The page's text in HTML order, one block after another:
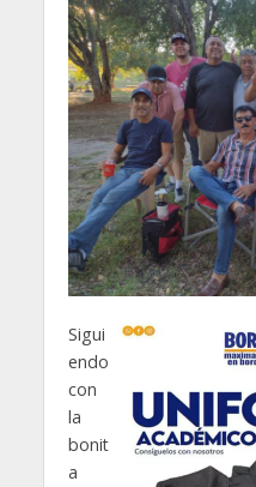
Sigui
endo
con
la
bonit
a